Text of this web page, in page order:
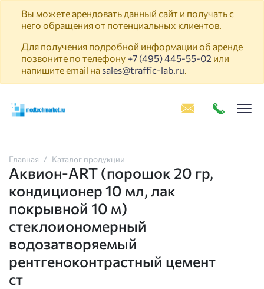
Вы можете арендовать данный сайт и получать с
него обращения от потенциальных клиентов.
Для получения подробной информации об аренде
позвоните по телефону +7 (495) 445-55-02 или
напишите email на sales@traffic-lab.ru.
Главная Каталог продукции
Аквион-ART (порошок 20 гр,
кондиционер 10 мл, лак
покрывной 10 м)
стеклоиономерный
водозатворяемый
рентгеноконтрастный цемент
ст